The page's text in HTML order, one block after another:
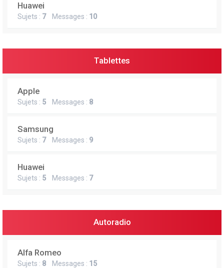
Huawei
Sujets : 7Messages : 10
Tablettes
Apple
Sujets : 5 Messages : 8
Samsung
Sujets : 7Messages : 9
Huawei
Sujets : 5 Messages : 7
Autoradio
Alfa Romeo
Sujets : 8 Messages : 15